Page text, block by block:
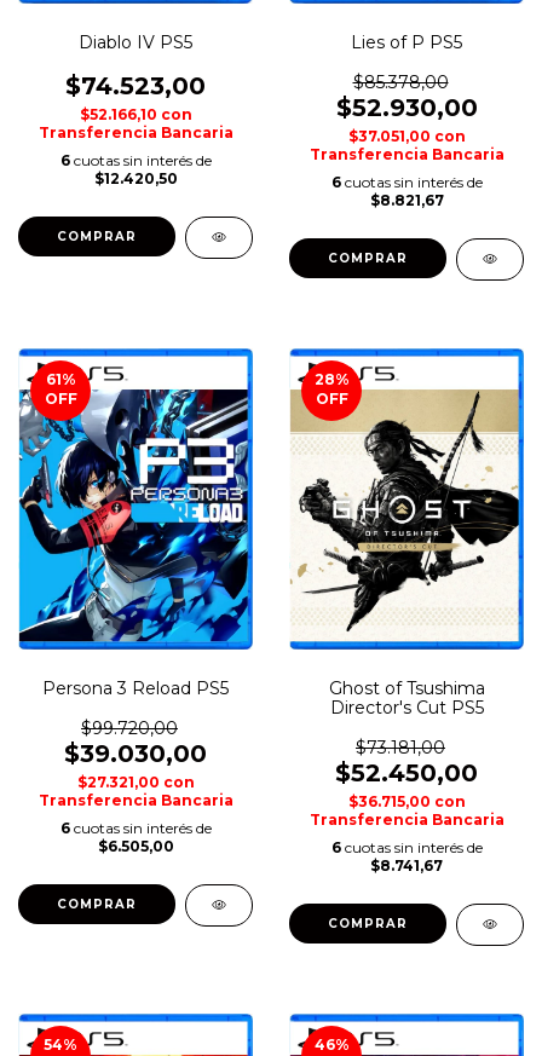
Diablo IV PS5
$74.523,00
$52.166,10 con
Transferencia Bancaria
6 cuotas sin interés de
$12.420,50
COMPRAR
Lies of P PS5
$85.378,00
$52.930,00
$37.051,00 con
Transferencia Bancaria
6 cuotas sin interés de
$8.821,67
COMPRAR
61%
OFF
Persona 3 Reload PS5
$99.720,00
$39.030,00
$27.321,00 con
Transferencia Bancaria
6 cuotas sin interés de
$6.505,00
COMPRAR
28%
OFF
Ghost of Tsushima
Director's Cut PS5
$73.181,00
$52.450,00
$36.715,00 con
Transferencia Bancaria
6 cuotas sin interés de
$8.741,67
COMPRAR
54%
46%